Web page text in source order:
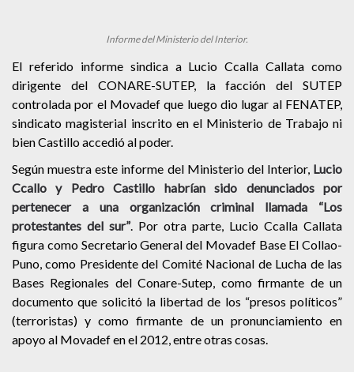
Informe del Ministerio del Interior.
El referido informe sindica a Lucio Ccalla Callata como
dirigente del CONARE-SUTEP, la facción del SUTEP
controlada por el Movadef que luego dio lugar al FENATEP,
sindicato magisterial inscrito en el Ministerio de Trabajo ni
bien Castillo accedió al poder.
Según muestra este informe del Ministerio del Interior, Lucio
Ccallo y Pedro Castillo habrían sido denunciados por
pertenecer a una organización criminal llamada “Los
protestantes del sur”. Por otra parte, Lucio Ccalla Callata
figura como Secretario General del Movadef Base El Collao-
Puno, como Presidente del Comité Nacional de Lucha de las
Bases Regionales del Conare-Sutep, como firmante de un
documento que solicitó la libertad de los “presos políticos”
(terroristas) y como firmante de un pronunciamiento en
apoyo al Movadef en el 2012, entre otras cosas.